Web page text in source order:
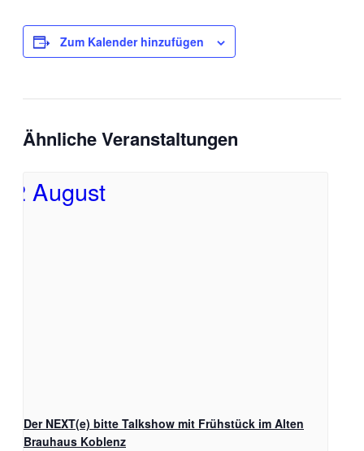
Zum Kalender hinzufügen
Ähnliche Veranstaltungen
Der NEXT(e) bitte Talkshow mit Frühstück im Alten
Brauhaus Koblenz